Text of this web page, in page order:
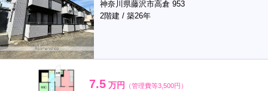
神奈川県藤沢市高倉 953
2階建 / 築26年
7.5 万円 （管理費等3,500円）